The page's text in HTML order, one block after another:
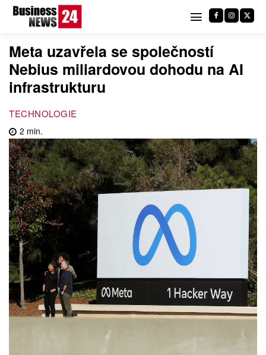
Meta uzavřela se společností
Nebius miliardovou dohodu na AI
infrastrukturu
TECHNOLOGIE
2 min.